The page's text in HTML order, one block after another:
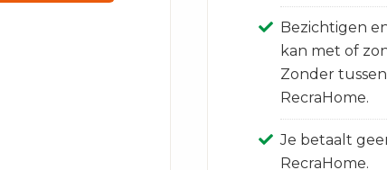
Bezichtigen
kan met of
Zonder
RecraHome.
Je betaalt
RecraHome.